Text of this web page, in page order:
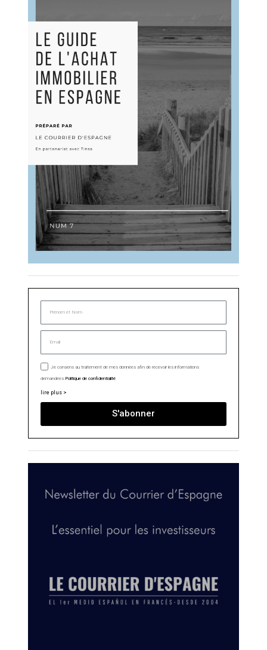
Je consens au traitement de mes données afin de recevoir les informations
demandées. Politique de confidentialité
lire plus >
S'abonner